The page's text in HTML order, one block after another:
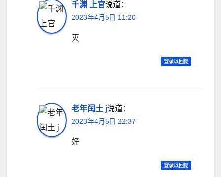
千渊 上官说道：
2023年4月5日 11:20
灭
登录以回复
老年闰土 j说道：
2023年4月5日 22:37
好
登录以回复